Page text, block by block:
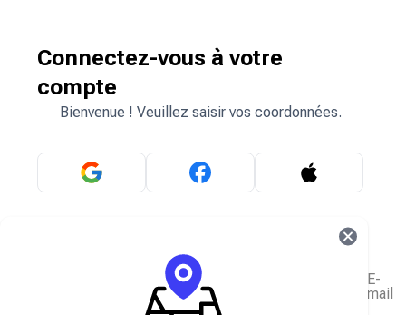
Connectez-vous à votre
compte
Bienvenue ! Veuillez saisir vos coordonnées.
E-
mail